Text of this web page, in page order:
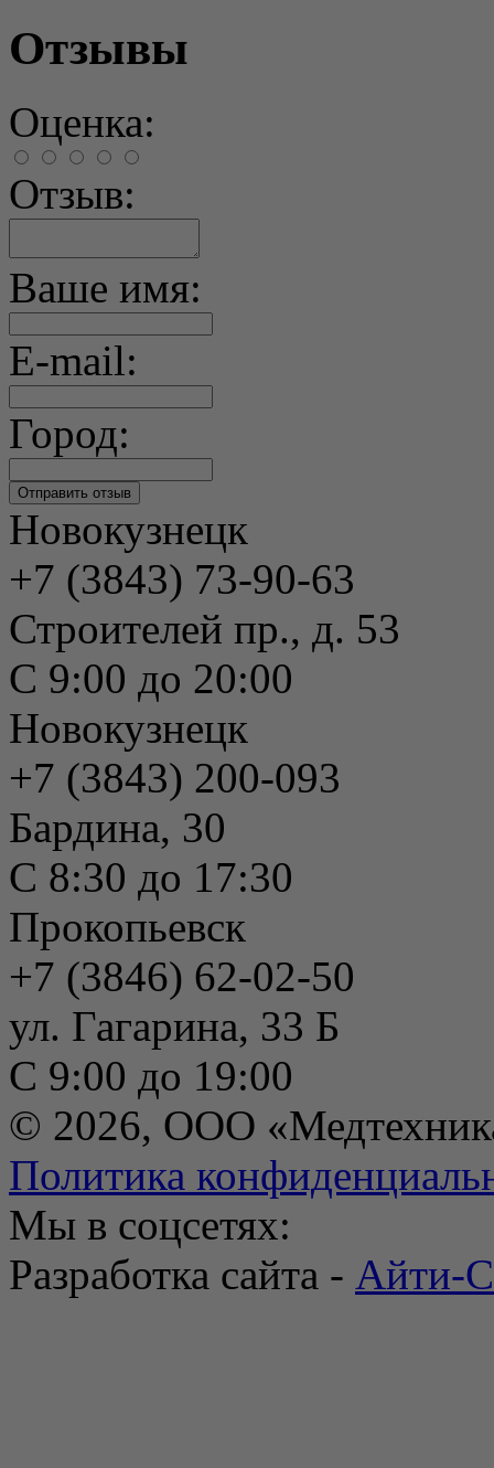
Отзывы
Оценка:
Отзыв:
Ваше имя:
E-mail:
Город:
Новокузнецк
+7 (3843) 73-90-63
Строителей пр., д. 53
С 9:00 до 20:00
Новокузнецк
+7 (3843) 200-093
Бардина, 30
С 8:30 до 17:30
Прокопьевск
+7 (3846) 62-02-50
ул. Гагарина, 33 Б
С 9:00 до 19:00
© 2026, ООО
Политика
Мы в соцсетях:
Разработка сайта - Айти-